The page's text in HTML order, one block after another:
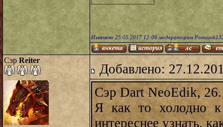
Изменено 25.05.2017 12:06 модератором
Сэр Reiter
Добавлено:
Сэр Dart NeoEdik,
Я как то холодно к
интереснее узнать,